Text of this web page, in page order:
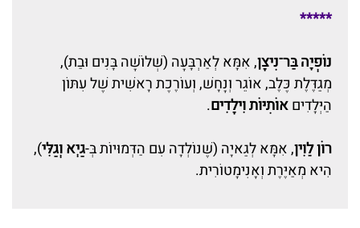
*****
נוֹפְיָה בַּר־נִיצָּן, אִמָּא לְאַרְבָּעָה (שְׁלוֹשָׁה בָּנִים וּבַת),
מְגַדֶּלֶת כֶּלֶב, אוֹגֵר וְנָחָשׁ, וְעוֹרֶכֶת רָאשִׁית שֶׁל עִתּוֹן
הַיְּלָדִיםאוֹתִיּוֹת וִילָדִים.
רוֹן לֵוִין, אִמָּא לְגַאיָה (שֶׁנּוֹלְדָה עִם הַדְּמוּיוֹת בְּ-גַיְא וְגַלִּי),
הִיא מְאַיֶּרֶת וְאָנִימָטוֹרִית.